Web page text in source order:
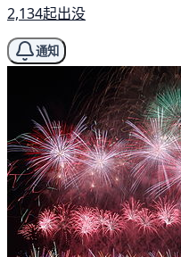
2,134起出没
通知